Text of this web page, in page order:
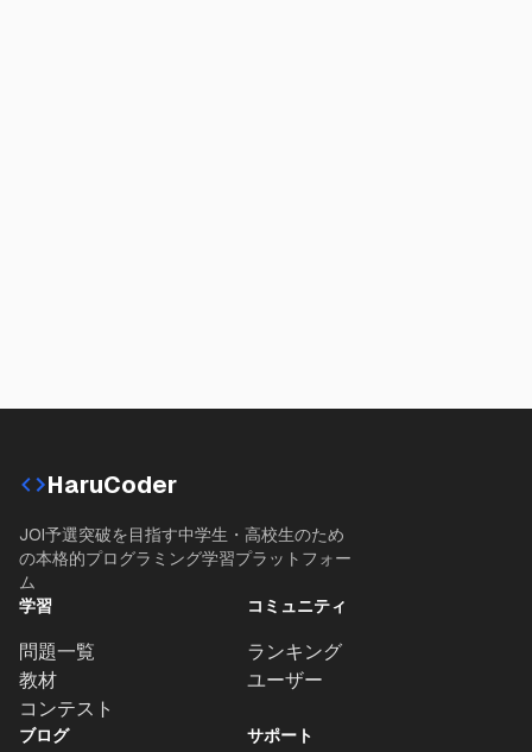
HaruCoder
JOI予選突破を目指す中学生・高校生のため
の本格的プログラミング学習プラットフォー
ム
学習
問題一覧
教材
コンテスト
コミュニティ
ランキング
ユーザー
ブログ サポート